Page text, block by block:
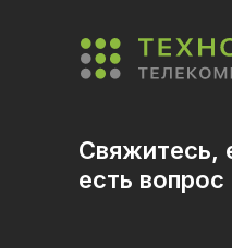
Свяжитесь,
есть вопрос